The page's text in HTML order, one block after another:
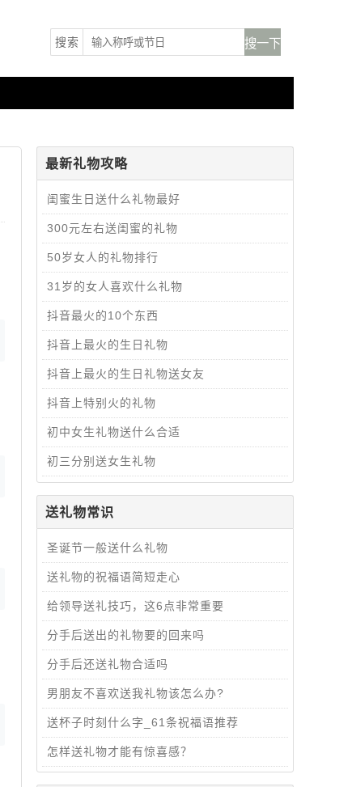
搜索
最新礼物攻略
闺蜜生日送什么礼物最好
300元左右送闺蜜的礼物
50岁女人的礼物排行
31岁的女人喜欢什么礼物
抖音最火的10个东西
抖音上最火的生日礼物
抖音上最火的生日礼物送女友
抖音上特别火的礼物
初中女生礼物送什么合适
初三分别送女生礼物
送礼物常识
圣诞节一般送什么礼物
送礼物的祝福语简短走心
给领导送礼技巧，这6点非常重要
分手后送出的礼物要的回来吗
分手后还送礼物合适吗
男朋友不喜欢送我礼物该怎么办?
送杯子时刻什么字_61条祝福语推荐
怎样送礼物才能有惊喜感？